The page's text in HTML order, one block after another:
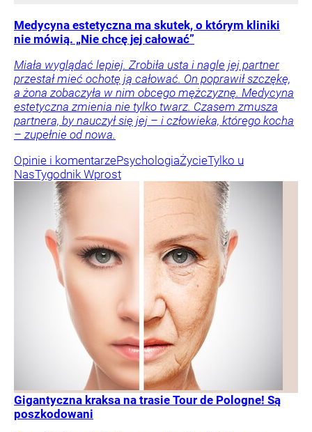
Medycyna estetyczna ma skutek, o którym kliniki
nie mówią. „Nie chcę jej całować”
Miała wyglądać lepiej. Zrobiła usta i nagle jej partner
przestał mieć ochotę ją całować. On poprawił szczękę,
a żona zobaczyła w nim obcego mężczyznę. Medycyna
estetyczna zmienia nie tylko twarz. Czasem zmusza
partnera, by nauczył się jej – i człowieka, którego kocha
– zupełnie od nowa.
Opinie i komentarzePsychologiaŻycieTylko u
NasTygodnik Wprost
Gigantyczna kraksa na trasie Tour de Pologne! Są
poszkodowani